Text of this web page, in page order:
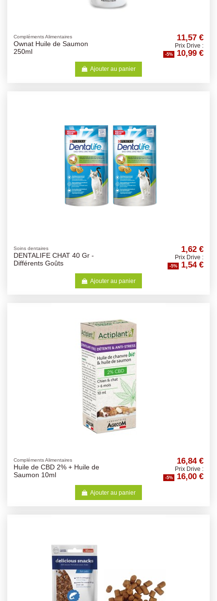
Compléments Alimentaires
Ownat Huile de Saumon
250ml
11,57 €
Prix Drive :
-5% 10,99 €
Ajouter au panier
Soins dentaires
DENTALIFE CHAT 40 Gr -
Différents Goûts
1,62 €
Prix Drive :
-5% 1,54 €
Ajouter au panier
Compléments Alimentaires
Huile de CBD 2% + Huile de
Saumon 10ml
16,84 €
Prix Drive :
-5% 16,00 €
Ajouter au panier